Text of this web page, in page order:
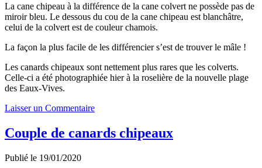
La cane chipeau à la différence de la cane colvert ne possède pas de
miroir bleu. Le dessous du cou de la cane chipeau est blanchâtre,
celui de la colvert est de couleur chamois.
La façon la plus facile de les différencier s’est de trouver le mâle !
Les canards chipeaux sont nettement plus rares que les colverts.
Celle-ci a été photographiée hier à la roselière de la nouvelle plage
des Eaux-Vives.
Laisser un Commentaire
Couple de canards chipeaux
Publié le 19/01/2020